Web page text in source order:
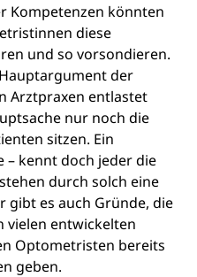
Kompetenzen könnten
diese
und so vorsondieren.
der
Arztpraxen entlastet
nur noch die
sitzen. Ein
– kennt doch jeder die
durch solch eine
gibt es auch Gründe, die
vielen entwickelten
Optometristen bereits
geben.